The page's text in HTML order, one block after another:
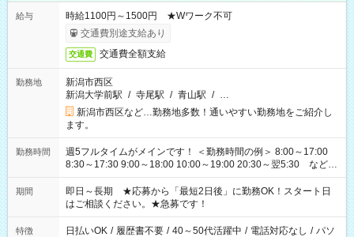
給与
時給1100円～1500円 ★Wワーク不可
交通費別途支給あり
交通費 交通費全額支給
勤務地
新潟市西区
新潟大学前駅 / 寺尾駅 / 青山駅 / …
新潟市西区など…勤務地多数！通いやすい勤務地をご紹介し
ます。
勤務時間
週5フルタイムがメインです！ ＜勤務時間の例＞ 8:00～17:00
8:30～17:30 9:00～18:00 10:00～19:00 20:30～翌5:30 など ★
その他にも勤務時間多数！ 日勤のみ、残業なし、交替制など
ご希望を教えてください！
期間
即日～長期 ★応募から「最短2日後」に勤務OK！スタート日
はご相談ください。★急募です！
特徴 日払いOK / 履歴書不要 / 40～50代活躍中 / 電話対応なし / パソ